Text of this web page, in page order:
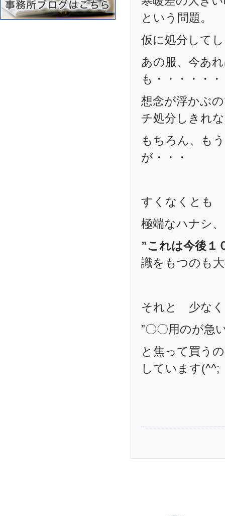
という問題。
仮に処分して
あの服、今あ
も・・・・・
想念が浮かぶ
チ処分しきれ
もちろん、も
が・・・
すくなくとも
極端なハナシ、
”これは今後
識をもつのも
それと 少な
”〇〇用のが急
と焦って買う
しています(^^;